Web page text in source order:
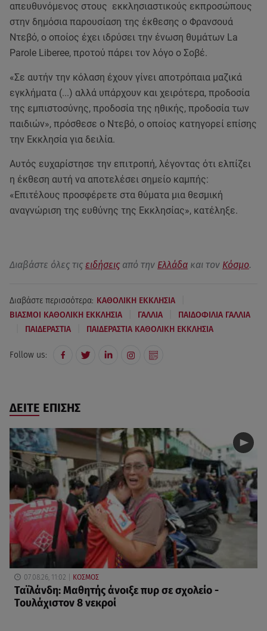
απευθυνόμενος στους εκκλησιαστικούς εκπροσώπους
στην δημόσια παρουσίαση της έκθεσης ο Φρανσουά
Ντεβό, ο οποίος έχει ιδρύσει την ένωση θυμάτων La
Parole Liberee, προτού πάρει τον λόγο ο Σοβέ.
«Σε αυτήν την κόλαση έχουν γίνει αποτρόπαια μαζικά
εγκλήματα (...) αλλά υπάρχουν και χειρότερα, προδοσία
της εμπιστοσύνης, προδοσία της ηθικής, προδοσία των
παιδιών», πρόσθεσε ο Ντεβό, ο οποίος κατηγορεί επίσης
την Εκκλησία για δειλία.
Αυτός ευχαρίστησε την επιτροπή, λέγοντας ότι ελπίζει
η έκθεση αυτή να αποτελέσει σημείο καμπής:
«Επιτέλους προσφέρετε στα θύματα μια θεσμική
αναγνώριση της ευθύνης της Εκκλησίας», κατέληξε.
Διαβάστε όλες τις ειδήσεις από την Ελλάδα και τον Κόσμο.
Διαβάστε περισσότερα: ΚΑΘΟΛΙΚΗ ΕΚΚΛΗΣΙΑ
ΒΙΑΣΜΟΙ ΚΑΘΟΛΙΚΗ ΕΚΚΛΗΣΙΑ ΓΑΛΛΙΑ ΠΑΙΔΟΦΙΛΙΑ ΓΑΛΛΙΑ
ΠΑΙΔΕΡΑΣΤΙΑ ΠΑΙΔΕΡΑΣΤΙΑ ΚΑΘΟΛΙΚΗ ΕΚΚΛΗΣΙΑ
Follow us:
ΔΕΙΤΕ ΕΠΙΣΗΣ
07.08.26, 11:02 ΚΟΣΜΟΣ
Ταϊλάνδη: Μαθητής άνοιξε πυρ σε σχολείο -
Τουλάχιστον 8 νεκροί